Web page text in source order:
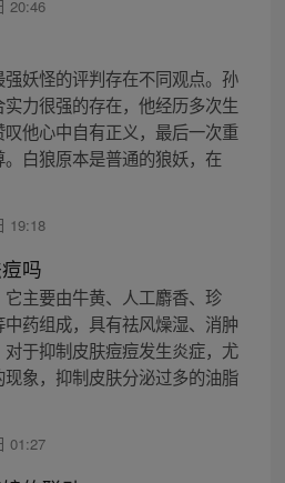
20:46
妖怪的评判存在不同观点。孙
力很强的存在，他经历多次生
他心中自有正义，最后一次重
白狼原本是普通的狼妖，在
19:18
吗
主要由牛黄、人工麝香、珍
药组成，具有祛风燥湿、消肿
于抑制皮肤痘痘发生炎症，尤
象，抑制皮肤分泌过多的油脂
01:27